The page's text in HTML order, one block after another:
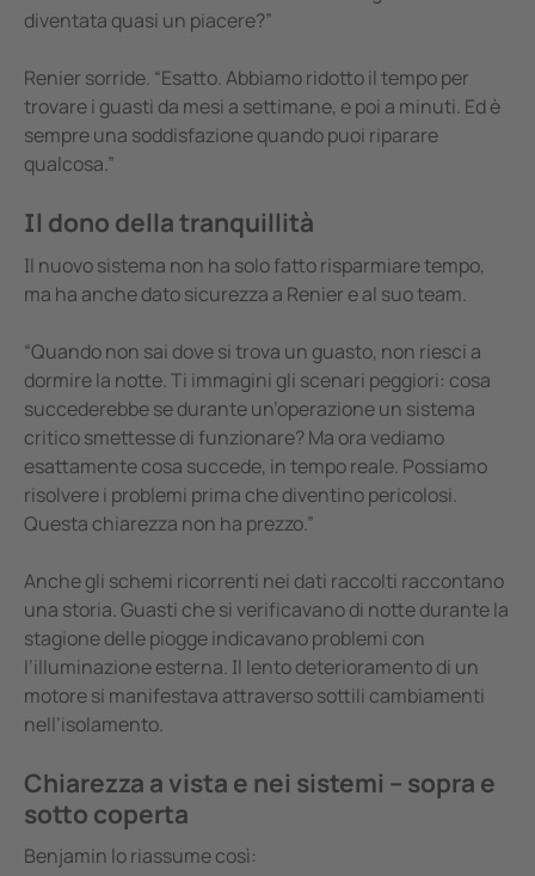
diventata quasi un piacere?”
Renier sorride. “Esatto. Abbiamo ridotto il tempo per
trovare i guasti da mesi a settimane, e poi a minuti. Ed è
sempre una soddisfazione quando puoi riparare
qualcosa.”
Il dono della tranquillità
Il nuovo sistema non ha solo fatto risparmiare tempo,
ma ha anche dato sicurezza a Renier e al suo team.
“Quando non sai dove si trova un guasto, non riesci a
dormire la notte. Ti immagini gli scenari peggiori: cosa
succederebbe se durante un’operazione un sistema
critico smettesse di funzionare? Ma ora vediamo
esattamente cosa succede, in tempo reale. Possiamo
risolvere i problemi prima che diventino pericolosi.
Questa chiarezza non ha prezzo.”
Anche gli schemi ricorrenti nei dati raccolti raccontano
una storia. Guasti che si verificavano di notte durante la
stagione delle piogge indicavano problemi con
l’illuminazione esterna. Il lento deterioramento di un
motore si manifestava attraverso sottili cambiamenti
nell’isolamento.
Chiarezza a vista e nei sistemi – sopra e
sotto coperta
Benjamin lo riassume così: